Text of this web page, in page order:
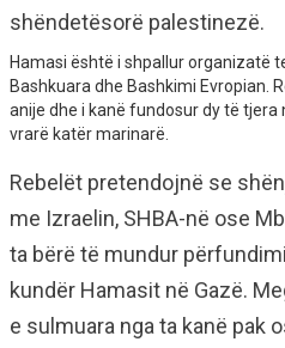
shëndetësorë palestinezë.
Hamasi është i shpallur organizatë
Bashkuara dhe Bashkimi Evropian.
anije dhe i kanë fundosur dy të
vrarë katër marinarë.
Rebelët pretendojnë se
me Izraelin, SHBA-në ose
ta bërë të mundur
kundër Hamasit në Gazë.
e sulmuara nga ta kanë pak